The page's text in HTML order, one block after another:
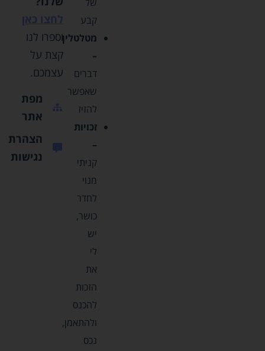
קבע
מטלטלין
–
דברים
שאפשר
להזיז
זכויות
–
קניתי
מנוי
לחדר
כושר,
יש
לי
את
הזכות
להכנס
ולהתאמן,
נכס
לחצו כאן
וספרו לנו
קצת על
עצמכם.
מפת
אתר
הצהרת
נגישות